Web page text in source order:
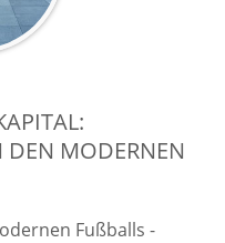
MODERNEN
Fußballs -